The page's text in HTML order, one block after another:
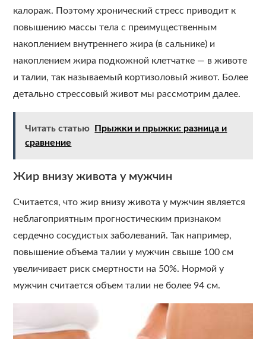
калораж. Поэтому хронический стресс приводит к
повышению массы тела с преимущественным
накоплением внутреннего жира (в сальнике) и
накоплением жира подкожной клетчатке — в животе
и талии, так называемый кортизоловый живот. Более
детально стрессовый живот мы рассмотрим далее.
Читать статью
Прыжки и прыжки: разница и
сравнение
Жир внизу живота у мужчин
Считается, что жир внизу живота у мужчин является
неблагоприятным прогностическим признаком
сердечно сосудистых заболеваний. Так например,
повышение объема талии у мужчин свыше 100 см
увеличивает риск смертности на 50%. Нормой у
мужчин считается объем талии не более 94 см.